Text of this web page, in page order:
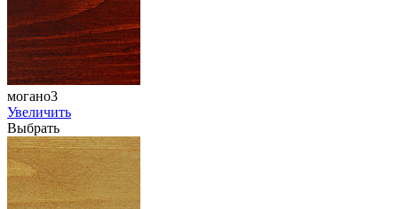
могано3
Увеличить
Выбрать